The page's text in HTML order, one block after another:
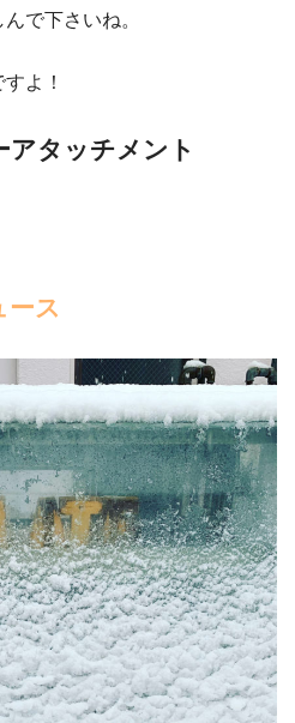
で下さいね。
よ！
アタッチメント
ース